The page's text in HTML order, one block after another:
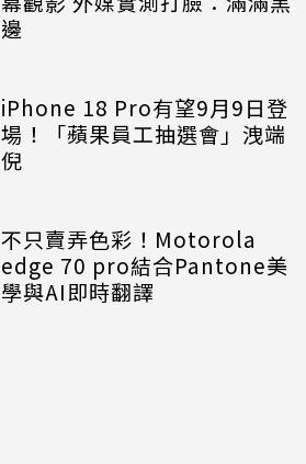
邊
iPhone 18 Pro有望9月9日登
場！「蘋果員工抽選會」洩端
倪
不只賣弄色彩！Motorola
edge 70 pro結合Pantone美
學與AI即時翻譯